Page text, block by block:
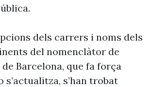
dels carrers i noms dels
del nomenclàtor de
Barcelona, que fa força
s’actualitza, s’han trobat